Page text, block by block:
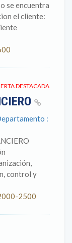
se encuentra
el cliente:
DESTACADA
:
control y
2500